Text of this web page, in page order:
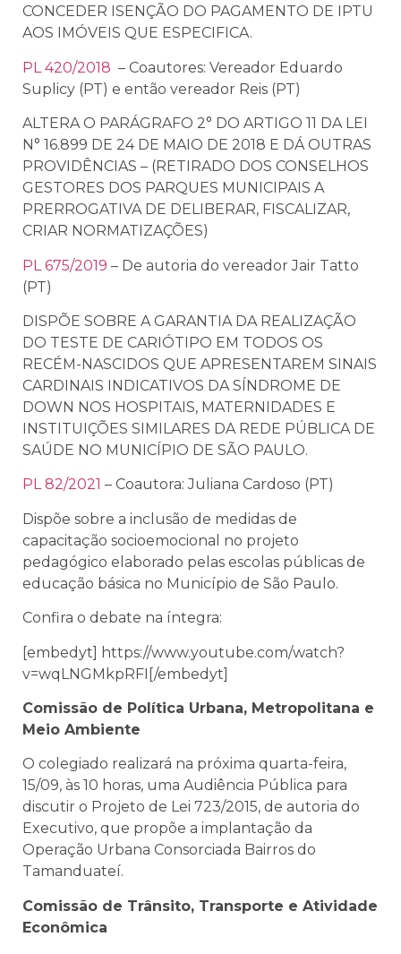
CONCEDER ISENÇÃO DO PAGAMENTO DE IPTU
AOS IMÓVEIS QUE ESPECIFICA.
PL 420/2018 – Coautores: Vereador Eduardo
Suplicy (PT) e então vereador Reis (PT)
ALTERA O PARÁGRAFO 2° DO ARTIGO 11 DA LEI
N° 16.899 DE 24 DE MAIO DE 2018 E DÁ OUTRAS
PROVIDÊNCIAS – (RETIRADO DOS CONSELHOS
GESTORES DOS PARQUES MUNICIPAIS A
PRERROGATIVA DE DELIBERAR, FISCALIZAR,
CRIAR NORMATIZAÇÕES)
PL 675/2019 – De autoria do vereador Jair Tatto
(PT)
DISPÕE SOBRE A GARANTIA DA REALIZAÇÃO
DO TESTE DE CARIÓTIPO EM TODOS OS
RECÉM-NASCIDOS QUE APRESENTAREM SINAIS
CARDINAIS INDICATIVOS DA SÍNDROME DE
DOWN NOS HOSPITAIS, MATERNIDADES E
INSTITUIÇÕES SIMILARES DA REDE PÚBLICA DE
SAÚDE NO MUNICÍPIO DE SÃO PAULO.
PL 82/2021 – Coautora: Juliana Cardoso (PT)
Dispõe sobre a inclusão de medidas de
capacitação socioemocional no projeto
pedagógico elaborado pelas escolas públicas de
educação básica no Município de São Paulo.
Confira o debate na íntegra:
[embedyt] https://www.youtube.com/watch?
v=wqLNGMkpRFI[/embedyt]
Comissão de Política Urbana, Metropolitana e
Meio Ambiente
O colegiado realizará na próxima quarta-feira,
15/09, às 10 horas, uma Audiência Pública para
discutir o Projeto de Lei 723/2015, de autoria do
Executivo, que propõe a implantação da
Operação Urbana Consorciada Bairros do
Tamanduateí.
Comissão de Trânsito, Transporte e Atividade
Econômica